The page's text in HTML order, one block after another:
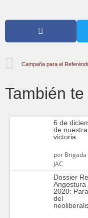
También
6 de
de nuestra
victoria
porBrigada
JAC
Dossier
Angostura
2020:
del